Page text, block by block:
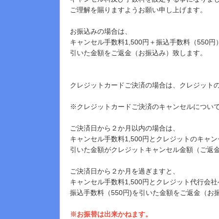
ご理解を賜りますようお願い申し上げます。
お振込みの場合は、
キャンセル手数料1,500円＋振込手数料（550円
引いた金額をご返金（お振込み）致します。
クレジットカードご決済の場合は、クレジット
※クレジットカードご決済のキャンセルについ
ご決済日から２か月以内の場合は、
キャンセル手数料1,500円とクレジットのキャ
引いた金額がクレジットキャンセル金額（ご返
ご決済日から２か月を過ぎますと、
キャンセル手数料1,500円とクレジット代行会
振込手数料（550円)を引いた金額をご返金（お
※お振替は出来かねます。